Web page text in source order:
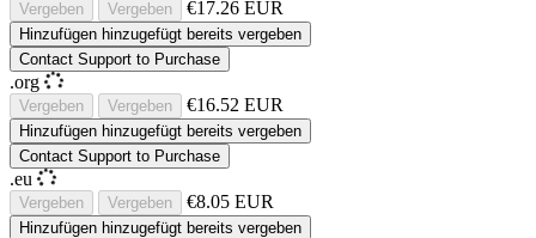
Vergeben Vergeben €17.26 EUR
Hinzufügen hinzugefügt bereits vergeben
Contact Support to Purchase
.org
Vergeben Vergeben €16.52 EUR
Hinzufügen hinzugefügt bereits vergeben
Contact Support to Purchase
.eu
Vergeben Vergeben €8.05 EUR
Hinzufügen hinzugefügt bereits vergeben